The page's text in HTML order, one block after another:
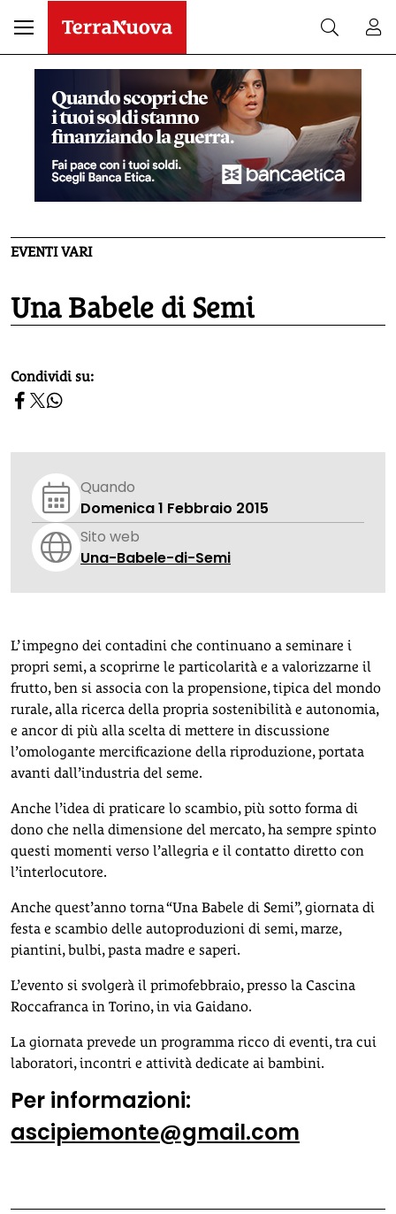
EVENTI VARI
Una Babele di Semi
homepage h2
Condividi su:
Quando
Domenica 1 Febbraio 2015
Sito web
Una-Babele-di-Semi
L’ impegno dei contadini che continuano a seminare i
propri semi, a scoprirne le particolarità e a valorizzarne il
frutto, ben si associa con la propensione, tipica del mondo
rurale, alla ricerca della propria sostenibilità e autonomia,
e ancor di più alla scelta di mettere in discussione
l’omologante mercificazione della riproduzione, portata
avanti dall’industria del seme.
Anche l’idea di praticare lo scambio, più sotto forma di
dono che nella dimensione del mercato, ha sempre spinto
questi momenti verso l’allegria e il contatto diretto con
l’interlocutore.
Anche quest’anno torna “Una Babele di Semi”, giornata di
festa e scambio delle autoproduzioni di semi, marze,
piantini, bulbi, pasta madre e saperi.
L’evento si svolgerà il primofebbraio, presso la Cascina
Roccafranca in Torino, in via Gaidano.
La giornata prevede un programma ricco di eventi, tra cui
laboratori, incontri e attività dedicate ai bambini.
Per informazioni:
ascipiemonte@gmail.com